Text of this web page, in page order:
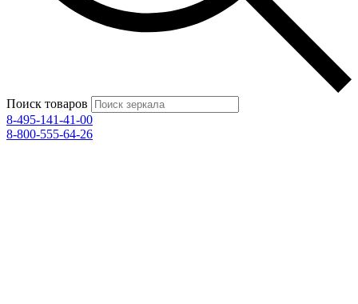
Поиск товаров
8-495-141-41-00
8-800-555-64-26